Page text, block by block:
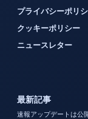
プライバシーポリ
クッキーポリシー
ニュースレター
最新記事
速報アップデートは公